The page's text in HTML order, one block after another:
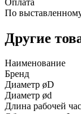
По
Другие
Наименование
Бренд
Диаметр øD
Диаметр ød
Длина рабочей